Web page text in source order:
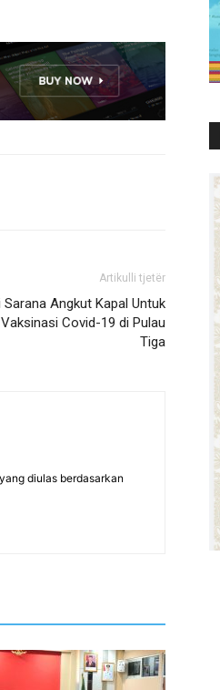
Artikulli tjetër
Sarana Angkut Kapal Untuk
Covid-19 di Pulau
Tiga
diulas berdasarkan